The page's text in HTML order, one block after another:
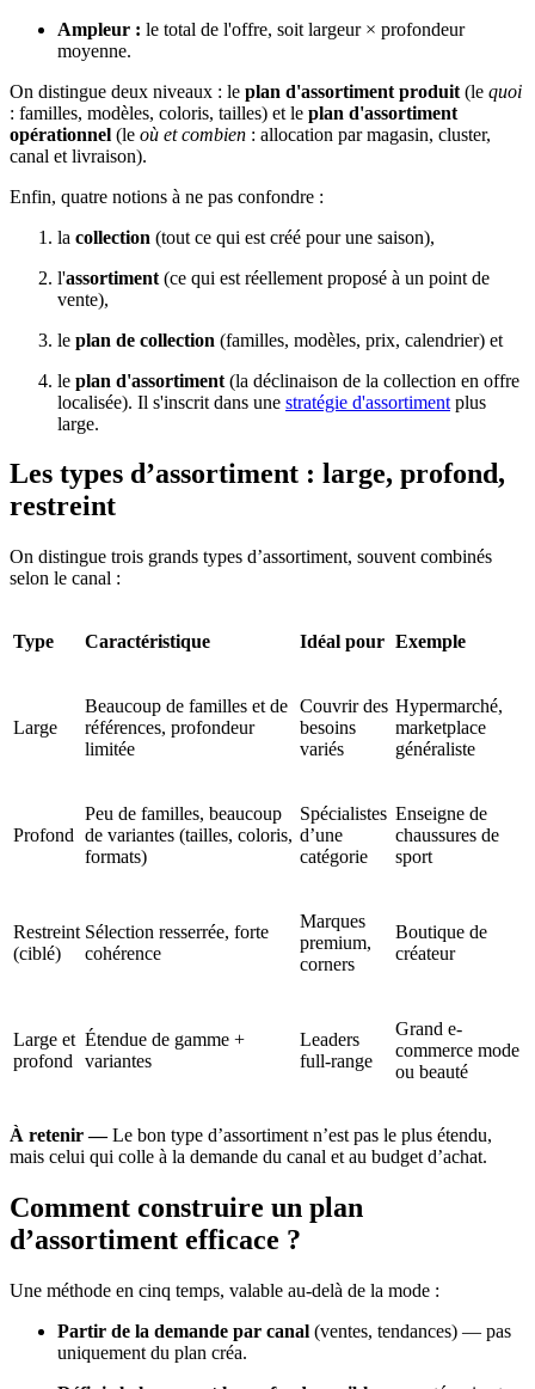
Ampleur : le total de l'offre, soit largeur × profondeur
moyenne.
On distingue deux niveaux : le plan d'assortiment produit (le quoi
: familles, modèles, coloris, tailles) et le plan d'assortiment
opérationnel (le où et combien : allocation par magasin, cluster,
canal et livraison).
Enfin, quatre notions à ne pas confondre :
la collection (tout ce qui est créé pour une saison),
l'assortiment (ce qui est réellement proposé à un point de
vente),
le plan de collection (familles, modèles, prix, calendrier) et
le plan d'assortiment (la déclinaison de la collection en offre
localisée). Il s'inscrit dans une stratégie d'assortiment plus
large.
Les types d’assortiment : large, profond,
restreint
On distingue trois grands types d’assortiment, souvent combinés
selon le canal :
Type Caractéristique Idéal pour Exemple
Large
Beaucoup de familles et de
références, profondeur
limitée
Couvrir des
besoins
variés
Hypermarché,
marketplace
généraliste
Profond
Peu de familles, beaucoup
de variantes (tailles, coloris,
formats)
Spécialistes
d’une
catégorie
Enseigne de
chaussures de
sport
Restreint
(ciblé)
Sélection resserrée, forte
cohérence
Marques
premium,
corners
Boutique de
créateur
Large et
profond
Étendue de gamme +
variantes
Leaders
full-range
Grand e-
commerce mode
ou beauté
À retenir —Le bon type d’assortiment n’est pas le plus étendu,
mais celui qui colle à la demande du canal et au budget d’achat.
Comment construire un plan
d’assortiment efficace ?
Une méthode en cinq temps, valable au-delà de la mode :
Partir de la demande par canal (ventes, tendances) — pas
uniquement du plan créa.